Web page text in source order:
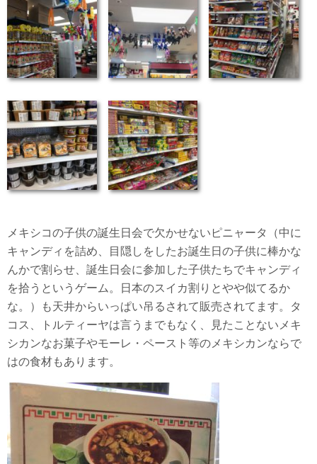
メキシコの子供の誕生日会で欠かせないピニャータ（中に
キャンディを詰め、目隠しをしたお誕生日の子供に棒かな
んかで割らせ、誕生日会に参加した子供たちでキャンディ
を拾うというゲーム。日本のスイカ割りとやや似てるか
な。）も天井からいっぱい吊るされて販売されてます。タ
コス、トルティーヤは言うまでもなく、見たことないメキ
シカンなお菓子やモーレ・ペースト等のメキシカンならで
はの食材もあります。